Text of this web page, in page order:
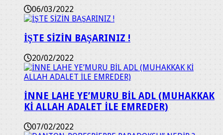
06/03/2022
İŞTE SİZİN BAŞARINIZ !
20/02/2022
İNNE LAHE YE’MURU BİL ADL (MUHAKKAK
Kİ ALLAH ADALET İLE EMREDER)
07/02/2022